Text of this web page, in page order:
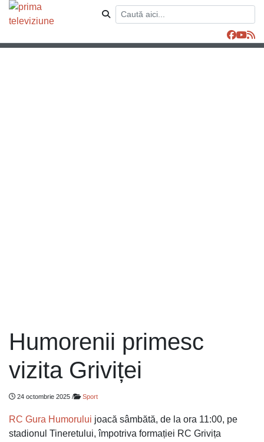
Humorenii primesc
vizita Griviței
24 octombrie 2025 / Sport
RC Gura Humorului joacă sâmbătă, de la ora 11:00, pe
stadionul Tineretului, împotriva formației RC Grivița